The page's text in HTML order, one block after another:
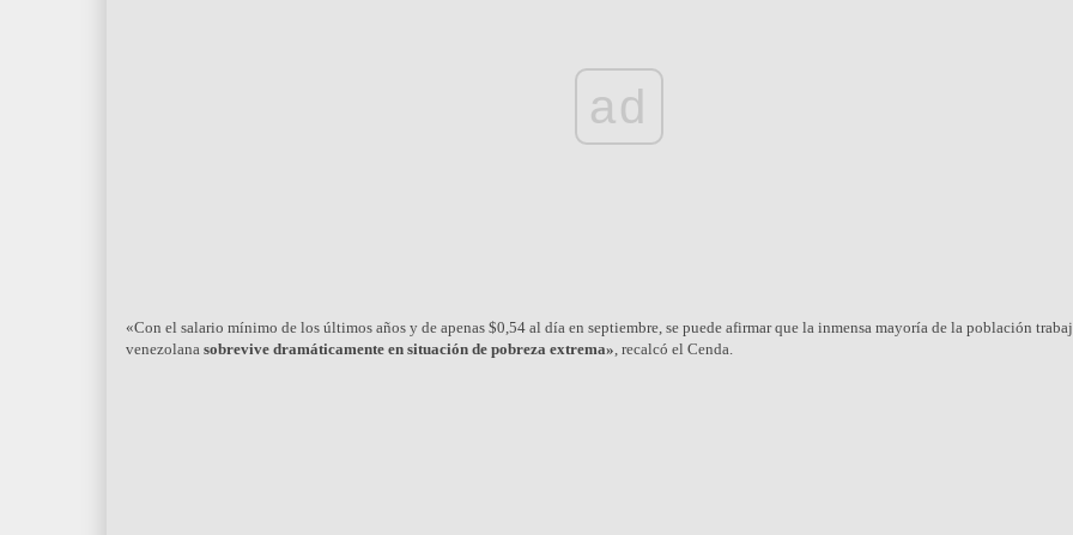
ad
«Con el salario mínimo de los últimos años y de apenas $0,54 al día en septiembre, se puede afirmar que la inmensa mayoría de la población
venezolana sobrevive dramáticamente en situación de pobreza extrema» , recalcó el Cenda.